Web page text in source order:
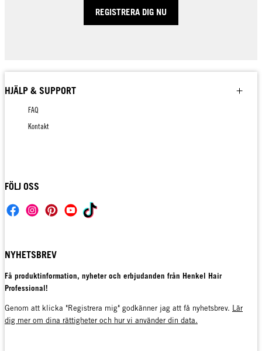
REGISTRERA DIG NU
HJÄLP & SUPPORT
FAQ
Kontakt
FÖLJ OSS
NYHETSBREV
Få produktinformation, nyheter och erbjudanden från Henkel Hair
Professional!
Genom att klicka "Registrera mig" godkänner jag att få nyhetsbrev. Lär
dig mer om dina rättigheter och hur vi använder din data.